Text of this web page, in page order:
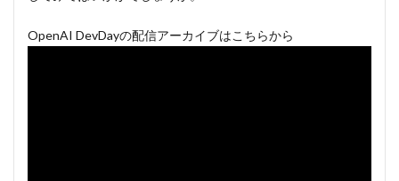
OpenAI DevDayの配信アーカイブはこちらから